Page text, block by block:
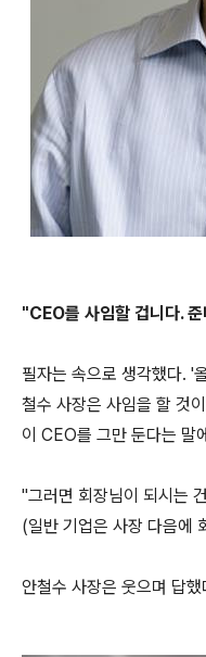
"CEO를 사임할 겁니다.
필자는 속으로 생각했다. '
철수 사장은 사임을 할 것
이 CEO를 그만 둔다는 말
"그러면 회장님이 되시는
(일반 기업은 사장 다음에
안철수 사장은 웃으며 답했